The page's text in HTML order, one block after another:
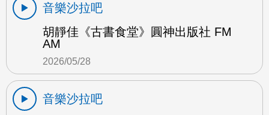
音樂沙拉吧
胡靜佳《古書食堂》圓神出版社 FM
AM
2026/05/28
音樂沙拉吧